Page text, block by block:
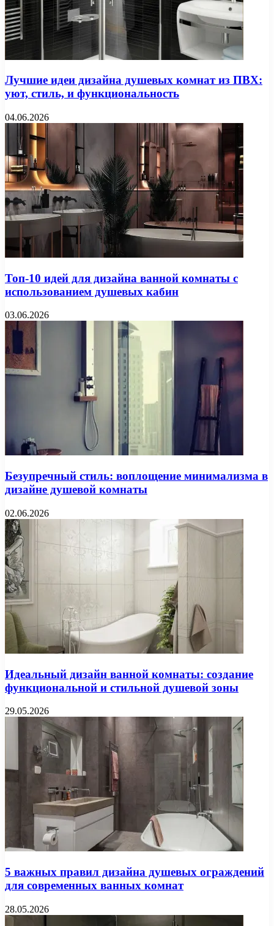
Лучшие идеи дизайна душевых комнат из ПВХ:
уют, стиль, и функциональность
04.06.2026
Топ-10 идей для дизайна ванной комнаты с
использованием душевых кабин
03.06.2026
Безупречный стиль: воплощение минимализма в
дизайне душевой комнаты
02.06.2026
Идеальный дизайн ванной комнаты: создание
функциональной и стильной душевой зоны
29.05.2026
5 важных правил дизайна душевых ограждений
для современных ванных комнат
28.05.2026